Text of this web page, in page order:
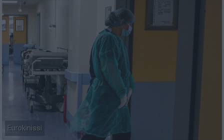
Eurokinissi